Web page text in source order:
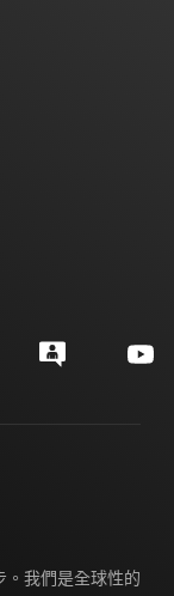
。我們是全球性的